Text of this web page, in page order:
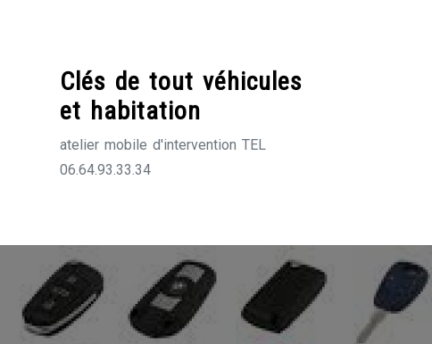
Clés de tout véhicules
et habitation
atelier mobile d'intervention TEL
06.64.93.33.34